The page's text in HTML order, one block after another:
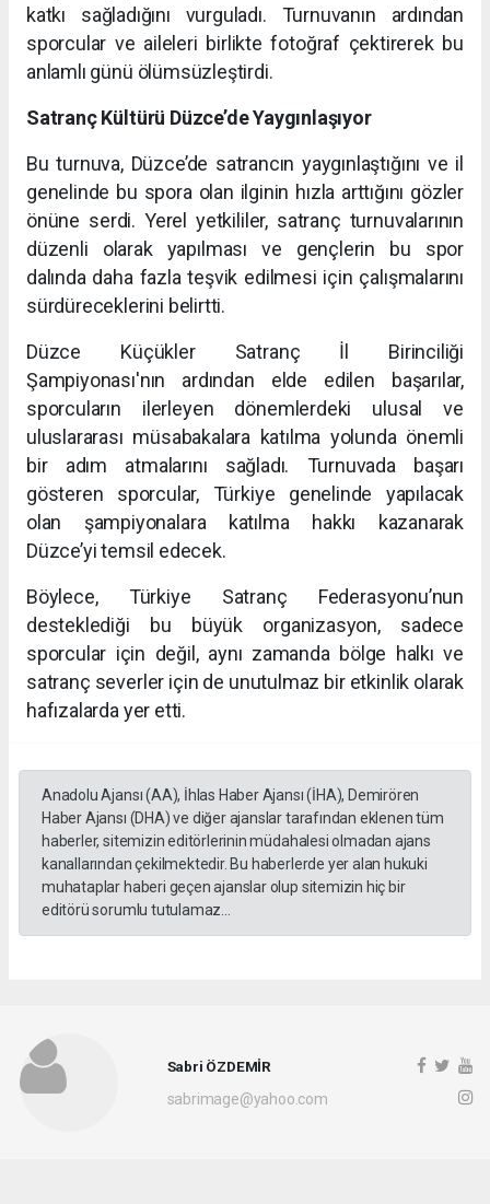
katkı sağladığını vurguladı. Turnuvanın ardından
sporcular ve aileleri birlikte fotoğraf çektirerek bu
anlamlı günü ölümsüzleştirdi.
Satranç Kültürü Düzce’de Yaygınlaşıyor
Bu turnuva, Düzce’de satrancın yaygınlaştığını ve il
genelinde bu spora olan ilginin hızla arttığını gözler
önüne serdi. Yerel yetkililer, satranç turnuvalarının
düzenli olarak yapılması ve gençlerin bu spor
dalında daha fazla teşvik edilmesi için çalışmalarını
sürdüreceklerini belirtti.
Düzce Küçükler Satranç İl Birinciliği
Şampiyonası'nın ardından elde edilen başarılar,
sporcuların ilerleyen dönemlerdeki ulusal ve
uluslararası müsabakalara katılma yolunda önemli
bir adım atmalarını sağladı. Turnuvada başarı
gösteren sporcular, Türkiye genelinde yapılacak
olan şampiyonalara katılma hakkı kazanarak
Düzce’yi temsil edecek.
Böylece, Türkiye Satranç Federasyonu’nun
desteklediği bu büyük organizasyon, sadece
sporcular için değil, aynı zamanda bölge halkı ve
satranç severler için de unutulmaz bir etkinlik olarak
hafızalarda yer etti.
Anadolu Ajansı (AA), İhlas Haber Ajansı (İHA), Demirören
Haber Ajansı (DHA) ve diğer ajanslar tarafından eklenen tüm
haberler, sitemizin editörlerinin müdahalesi olmadan ajans
kanallarından çekilmektedir. Bu haberlerde yer alan hukuki
muhataplar haberi geçen ajanslar olup sitemizin hiç bir
editörü sorumlu tutulamaz...
Sabri ÖZDEMİR
sabrimage@yahoo.com